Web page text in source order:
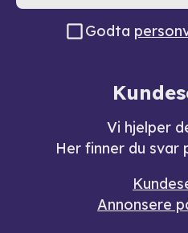
Godta
Vi hjelper
Her finner du svar
Annonsere